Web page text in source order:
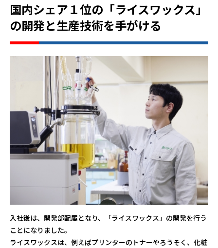
国内シェア１位の「ライスワックス」
の開発と生産技術を手がける
入社後は、開発部配属となり、「ライスワックス」の開発を行う
ことになりました。
ライスワックスは、例えばプリンターのトナーやろうそく、化粧